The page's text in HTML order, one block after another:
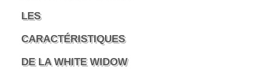
LES
CARACTÉRISTIQUES
DE LA WHITE WIDOW